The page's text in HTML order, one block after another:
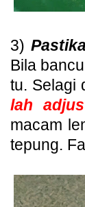
3)
Bila
tu. Selagi
lah
macam
tepung.